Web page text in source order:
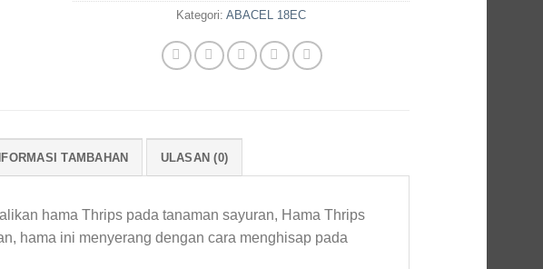
Kategori:ABACEL 18EC
TAMBAHAN ULASAN (0)
hama Thrips pada tanaman sayuran, Hama Thrips
hama ini menyerang dengan cara menghisap pada